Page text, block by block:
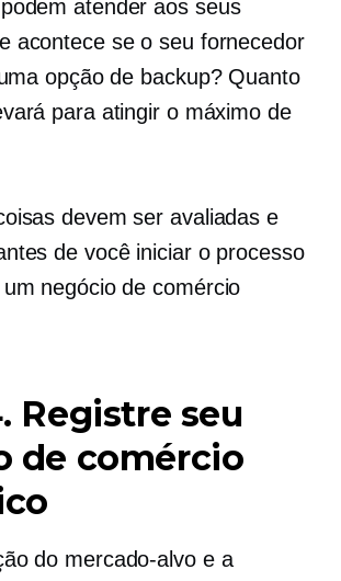
atender aos seus
acontece se o seu fornecedor
opção de backup? Quanto
para atingir o máximo de
devem ser avaliadas e
de você iniciar o processo
negócio de comércio
Registre seu
de comércio
do mercado-alvo e a